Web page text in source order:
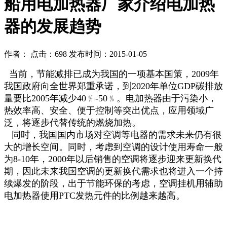
船用电加热器厂家介绍电加热
器的发展趋势
作者： 点击：698 发布时间：2015-01-05
当前，节能减排已成为我国的一项基本国策，2009年
我国政府向全世界郑重承诺，到2020年单位GDP碳排放
量要比2005年减少40﹪-50﹪。电加热器由于污染小，
热效率高、安全、便于控制等突出优点，应用领域广
泛，将逐步代替传统的燃烧加热。
同时，我国国内市场对空调等电器的需求未来仍有很
大的增长空间。同时，考虑到空调的设计使用寿命一般
为8-10年，2000年以后销售的空调将逐步迎来更新换代
期，因此未来我国空调的更新换代需求也将进入一个持
续爆发的阶段，出于节能环保的考虑，空调挂机用辅助
电加热器使用PTC发热元件的比例越来越高。